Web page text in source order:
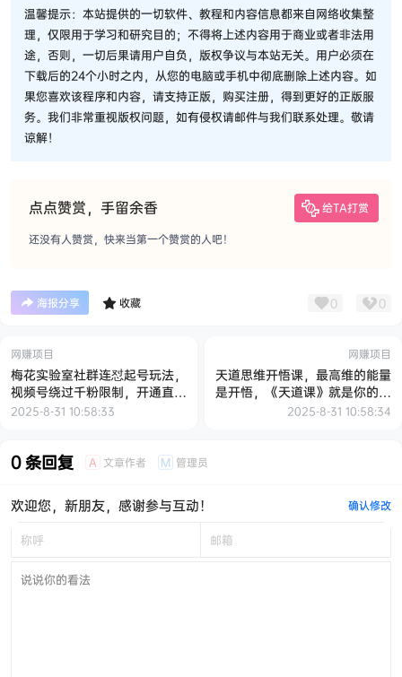
温馨提示：本站提供的一切软件、教程和内容信息都来自网络收集整
理，仅限用于学习和研究目的；不得将上述内容用于商业或者非法用
途，否则，一切后果请用户自负，版权争议与本站无关。用户必须在
下载后的24个小时之内，从您的电脑或手机中彻底删除上述内容。如
果您喜欢该程序和内容，请支持正版，购买注册，得到更好的正版服
务。我们非常重视版权问题，如有侵权请邮件与我们联系处理。敬请
谅解！
点点赞赏，手留余香 给TA打赏
还没有人赞赏，快来当第一个赞赏的人吧！
海报分享 收藏 0 0
网赚项目
梅花实验室社群连怼起号玩法，
视频号绕过千粉限制，开通直播
带货权限【揭秘】
2025-8-31 10:58:33
网赚项目
天道思维开悟课，最高维的能量
是开悟，《天道课》就是你的开
悟钥匙，尽早开悟让人生越来越
2025-8-31 10:58:34
0 条回复 A 文章作者 M 管理员
欢迎您，新朋友，感谢参与互动！ 确认修改